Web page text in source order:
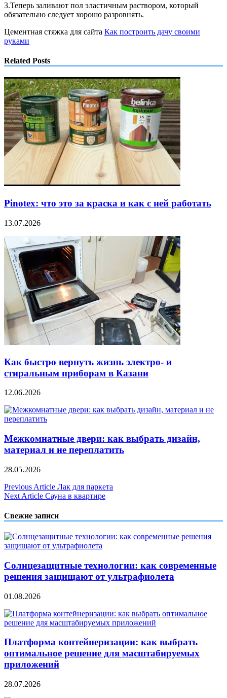
3.Теперь заливают пол эластичным раствором, который
обязательно следует хорошо разровнять.
Цементная стяжка для сайта Как построить дачу своими
руками
Related Posts
Pinotex: что это за краска и как с ней работать
13.07.2026
Как быстро вернуть жизнь электро- и
стиральным приборам в Казани
12.06.2026
Межкомнатные двери: как выбрать дизайн,
материал и не переплатить
28.05.2026
Навигация
по
записям
Previous Article Лак для паркета
Next Article Сауна в квартире
Свежие записи
Солнцезащитные технологии: как современные
решения защищают от ультрафиолета
01.08.2026
Платформа контейнеризации: как выбрать
оптимальное решение для масштабируемых
приложений
28.07.2026